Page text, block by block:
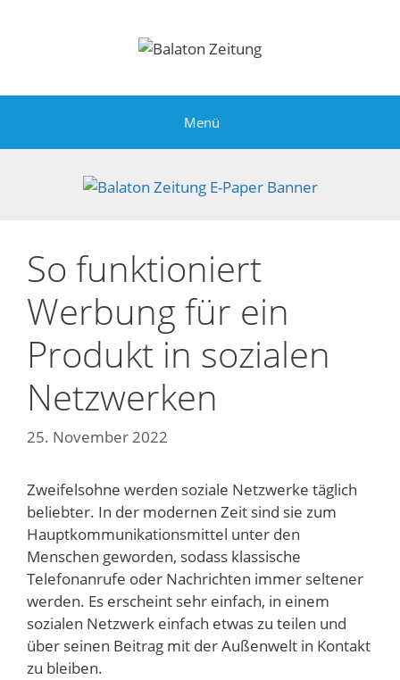
Menü
So funktioniert
Werbung für ein
Produkt in sozialen
Netzwerken
25. November 2022
Zweifelsohne werden soziale Netzwerke täglich
beliebter. In der modernen Zeit sind sie zum
Hauptkommunikationsmittel unter den
Menschen geworden, sodass klassische
Telefonanrufe oder Nachrichten immer seltener
werden. Es erscheint sehr einfach, in einem
sozialen Netzwerk einfach etwas zu teilen und
über seinen Beitrag mit der Außenwelt in Kontakt
zu bleiben.